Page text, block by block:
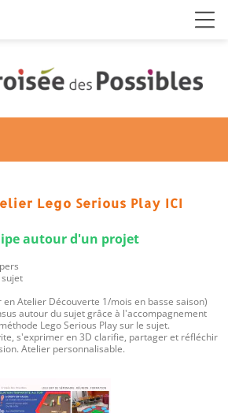
Lego Serious Play ICI
autour d'un projet
en Atelier Découverte 1/mois en basse saison)
autour du sujet grâce à l'accompagnement
Lego Serious Play sur le sujet.
s'exprimer en 3D clarifie, partager et réfléchir
Atelier personnalisable.